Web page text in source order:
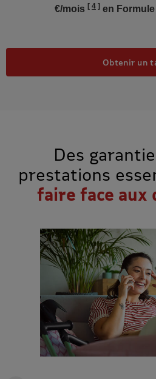
€/mois
4 en
Obtenir un
Des
prestations
faire face